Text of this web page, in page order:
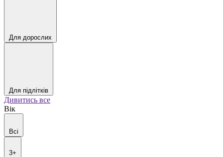
Для дорослих
Для підлітків
Дивитись все
Вік
Всі
3+